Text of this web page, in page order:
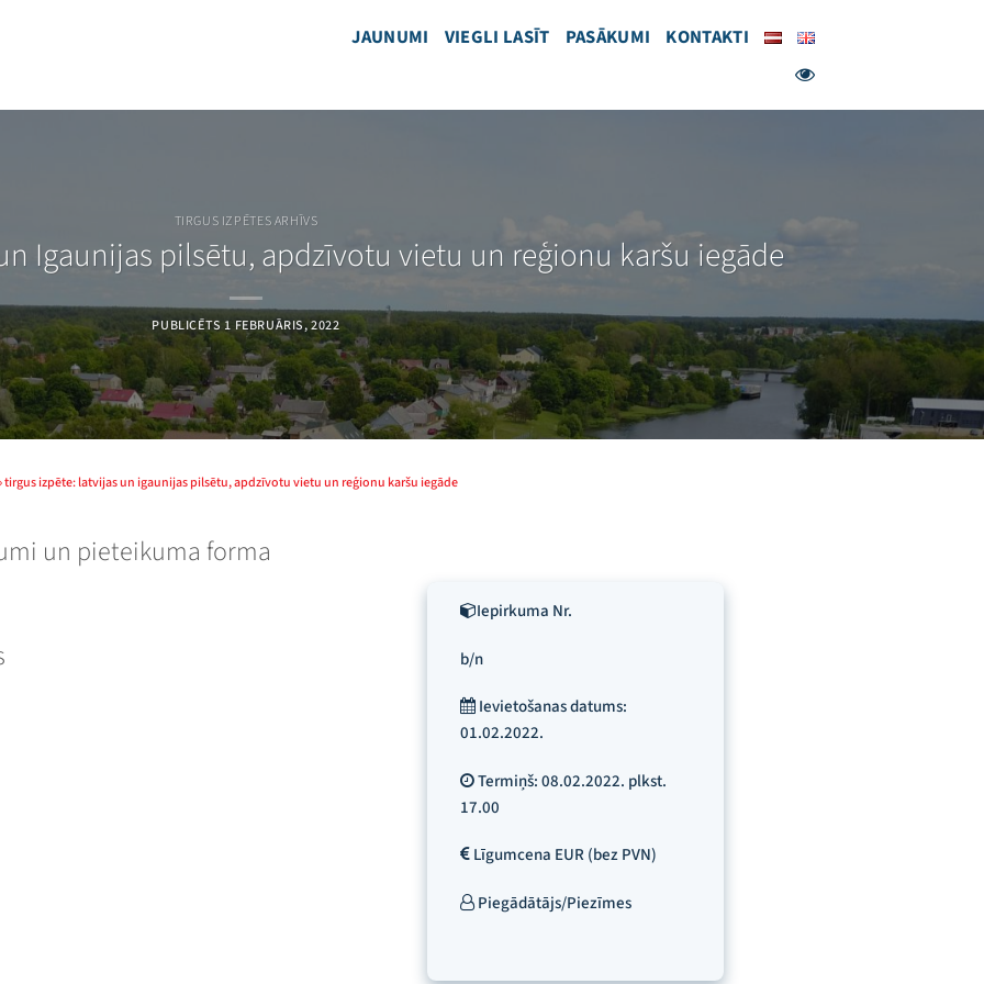
JAUNUMI VIEGLI LASĪT PASĀKUMI KONTAKTI
TIRGUS IZPĒTES ARHĪVS
Igaunijas pilsētu, apdzīvotu vietu un reģionu karšu iegāde
PUBLICĒTS 1 FEBRUĀRIS, 2022
tirgus izpēte: latvijas un igaunijas pilsētu, apdzīvotu vietu un reģionu karšu iegāde
un pieteikuma forma
Iepirkuma Nr.
b/n
Ievietošanas datums:
01.02.2022.
Termiņš: 08.02.2022. plkst.
17.00
Līgumcena EUR (bez PVN)
Piegādātājs/Piezīmes